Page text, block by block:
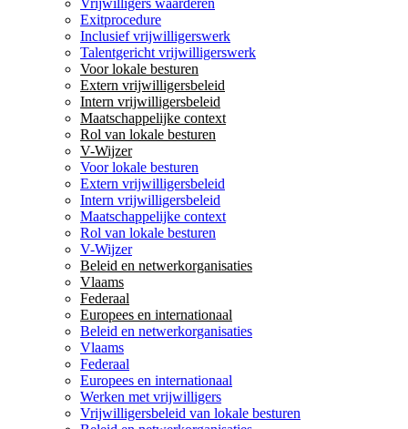
Vrijwilligers waarderen
Exitprocedure
Inclusief vrijwilligerswerk
Talentgericht vrijwilligerswerk
Voor lokale besturen
Extern vrijwilligersbeleid
Intern vrijwilligersbeleid
Maatschappelijke context
Rol van lokale besturen
V-Wijzer
Voor lokale besturen
Extern vrijwilligersbeleid
Intern vrijwilligersbeleid
Maatschappelijke context
Rol van lokale besturen
V-Wijzer
Beleid en netwerkorganisaties
Vlaams
Federaal
Europees en internationaal
Beleid en netwerkorganisaties
Vlaams
Federaal
Europees en internationaal
Werken met vrijwilligers
Vrijwilligersbeleid van lokale besturen